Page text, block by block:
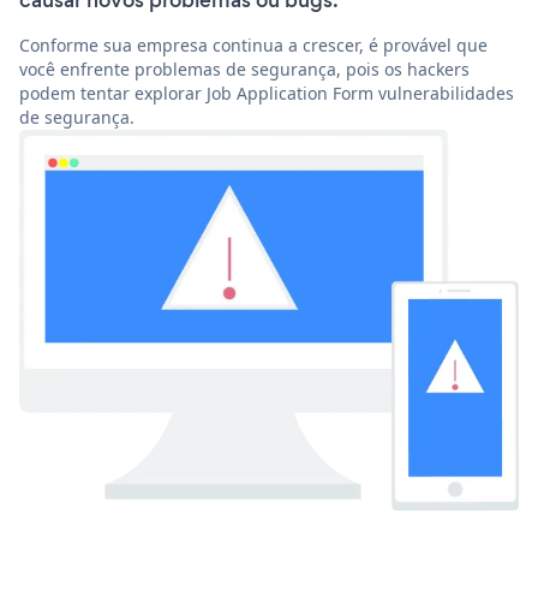
Conforme sua empresa continua a crescer, é provável que
você enfrente problemas de segurança, pois os hackers
podem tentar explorar Job Application Form vulnerabilidades
de segurança.